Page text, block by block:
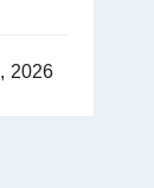
2026